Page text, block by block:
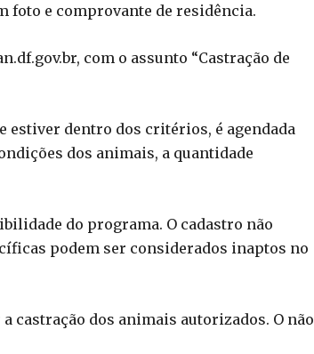
foto e comprovante de residência.
com o assunto “Castração de
estiver dentro dos critérios, é agendada
dos animais, a quantidade
do programa. O cadastro não
podem ser considerados inaptos no
castração dos animais autorizados. O não